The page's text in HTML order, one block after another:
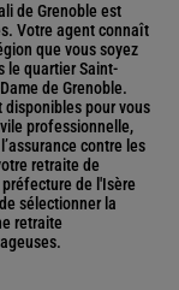
de Grenoble est
Votre agent connaît
que vous soyez
le quartier Saint-
de Grenoble.
pour vous
professionnelle,
contre les
retraite de
de l'Isère
sélectionner la
retraite